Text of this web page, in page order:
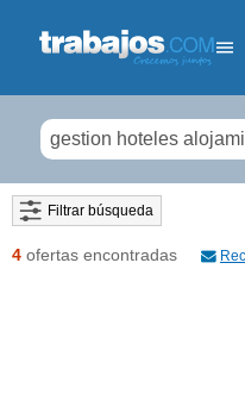
Filtrar búsqueda
4 ofertas encontradas